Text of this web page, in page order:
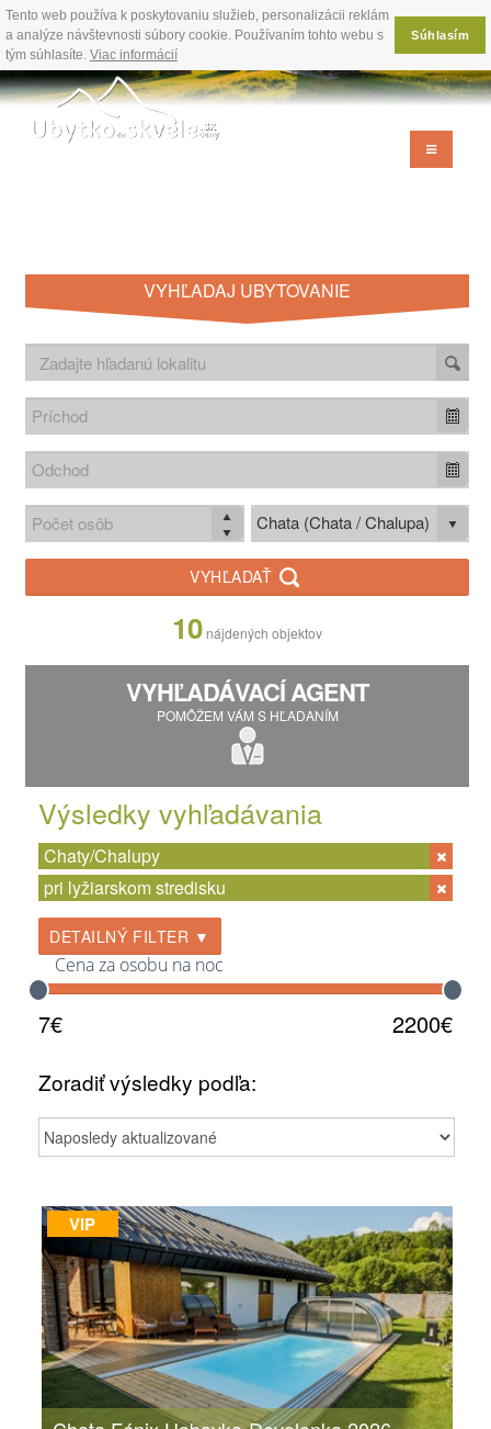
Tento web používa k poskytovaniu služieb, personalizácii reklám
a analýze návštevnosti súbory cookie. Používaním tohto webu s
tým súhlasíte. Viac informácií
Súhlasím
VYHĽADAJ UBYTOVANIE
Chata (Chata / Chalupa)
VYHĽADAŤ
10 nájdených objektov
VYHĽADÁVACÍ AGENT
POMÔŽEM VÁM S HĽADANÍM
Výsledky vyhľadávania
Chaty/Chalupy
pri lyžiarskom stredisku
DETAILNÝ FILTER ▼
Cena za osobu na noc
7€ 2200€
Zoradiť výsledky podľa:
VIP